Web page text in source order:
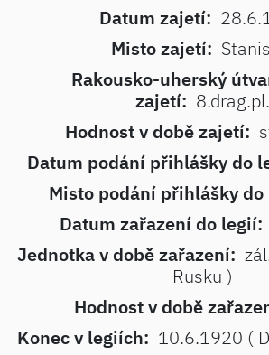
Datum zajetí:
Misto zajetí:
Rakousko-uherský
zajetí: 8.drag.pl.
Hodnost v době zajetí:
Datum podání přihlášky do
Misto podání přihlášky
Datum zařazení do legií:
Jednotka v době zařazení:
Rusku )
Hodnost v době
Konec v legiích: 10.6.1920 (